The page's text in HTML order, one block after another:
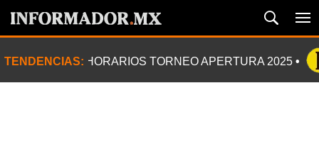
TENDENCIAS: HORARIOS TORNEO APERTURA 2025